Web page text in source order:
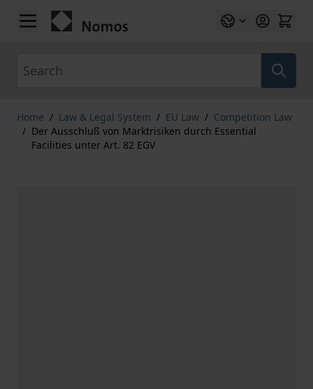
Skip to Content
Home / Law & Legal System / EU Law / Competition Law
/ Der Ausschluß von Marktrisiken durch Essential
Facilities unter Art. 82 EGV